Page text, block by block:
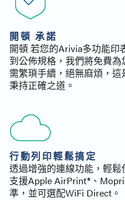
開頓 承諾
開頓 若您的Arivia多功能印
到公佈規格，我們將免費
需繁瑣手續，絕無麻煩，
秉持正確之道。
行動列印輕鬆搞定
透過增強的連線功能，輕鬆
支援Apple AirPrint®、
準，並可選配WiFi Direct。